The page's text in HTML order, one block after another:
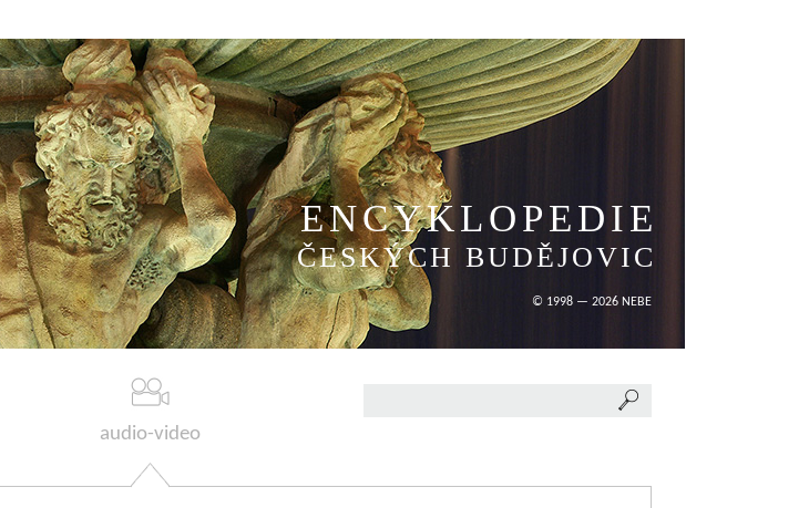
ENCYKLOPEDIE
ČESKÝCH BUDĚJOVIC
© 1998 — 2026 NEBE
audio-video